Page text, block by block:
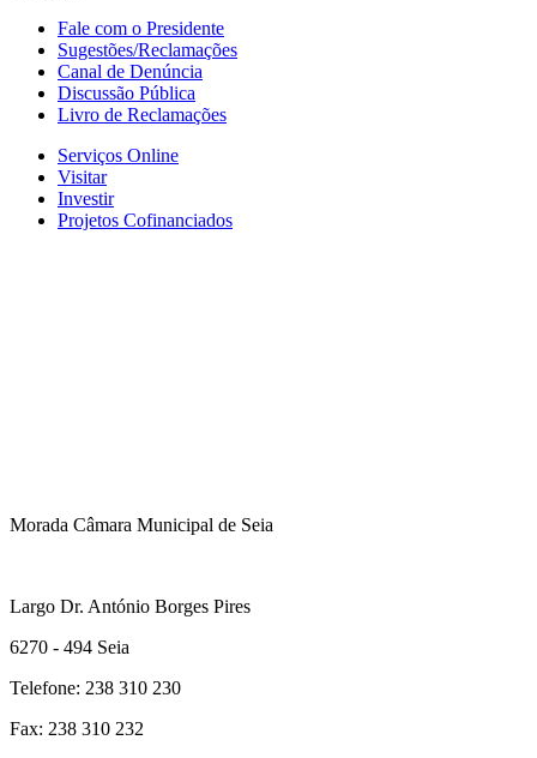
Fale com o Presidente
Sugestões/Reclamações
Canal de Denúncia
Discussão Pública
Livro de Reclamações
Serviços Online
Visitar
Investir
Projetos Cofinanciados
Morada Câmara Municipal de Seia
Largo Dr. António Borges Pires
6270 - 494 Seia
Telefone: 238 310 230
Fax: 238 310 232